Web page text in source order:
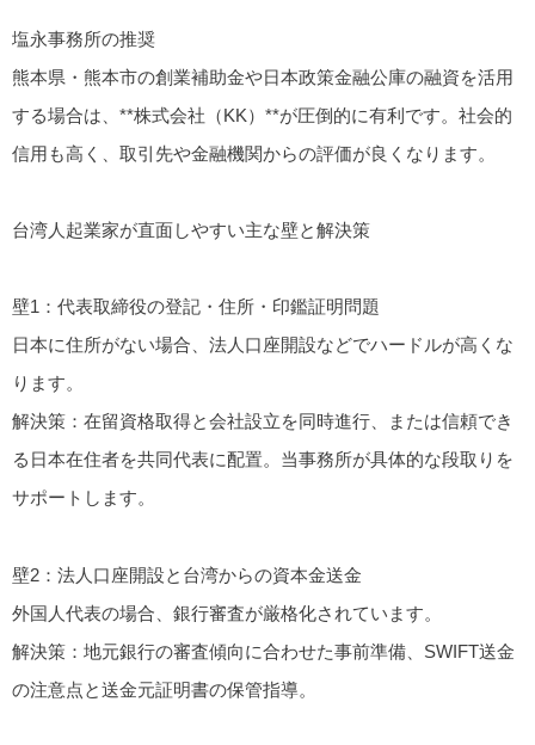
塩永事務所の推奨
熊本県・熊本市の創業補助金や日本政策金融公庫の融資を活用
する場合は、**株式会社（KK）**が圧倒的に有利です。社会的
信用も高く、取引先や金融機関からの評価が良くなります。
台湾人起業家が直面しやすい主な壁と解決策
壁1：代表取締役の登記・住所・印鑑証明問題
日本に住所がない場合、法人口座開設などでハードルが高くな
ります。
解決策 ：在留資格取得と会社設立を同時進行、または信頼でき
る日本在住者を共同代表に配置。当事務所が具体的な段取りを
サポートします。
壁2：法人口座開設と台湾からの資本金送金
外国人代表の場合、銀行審査が厳格化されています。
解決策 ：地元銀行の審査傾向に合わせた事前準備、SWIFT送金
の注意点と送金元証明書の保管指導。